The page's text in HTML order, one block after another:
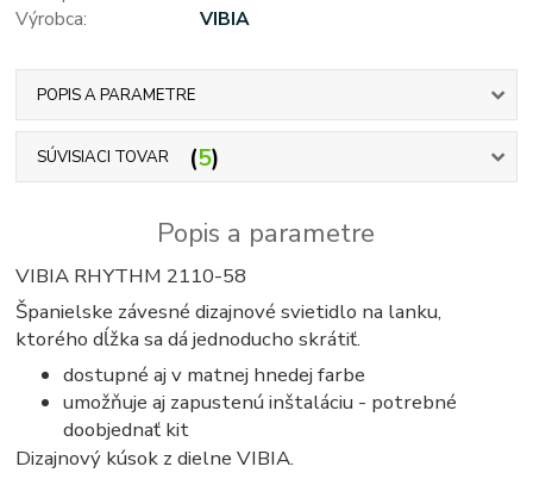
Výrobca:
VIBIA
POPIS A PARAMETRE
SÚVISIACI TOVAR 5
Popis a parametre
VIBIA RHYTHM 2110-58
Španielske závesné dizajnové svietidlo na lanku,
ktorého dĺžka sa dá jednoducho skrátiť.
dostupné aj v matnej hnedej farbe
umožňuje aj zapustenú inštaláciu - potrebné
doobjednať kit
Dizajnový kúsok z dielne VIBIA.